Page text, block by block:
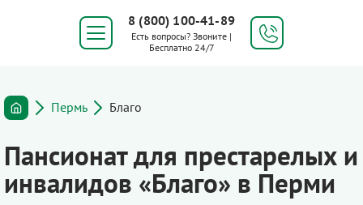
8 (800) 100-41-89
Есть вопросы? Звоните |
Бесплатно 24/7
Пермь Благо
Пансионат для престарелых и
инвалидов «Благо» в Перми